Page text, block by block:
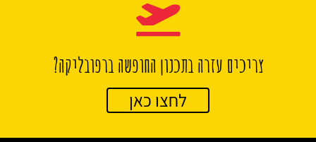
צריכים עזרה בתכנון החופשה ברפובליקה?
לחצו כאן